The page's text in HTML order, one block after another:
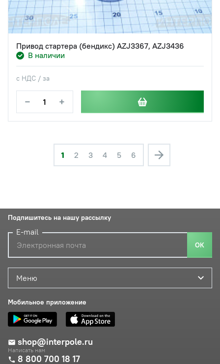
Привод стартера (бендикс) AZJ3367, AZJ3436
В наличии
с НДС / за
− +
1 2 3 4 5 6
Меню
Мобильное приложение
shop@interpole.ru
Написать нам
8 800 700 18 17
Подпишитесь на нашу рассылку
E-mail
ОК